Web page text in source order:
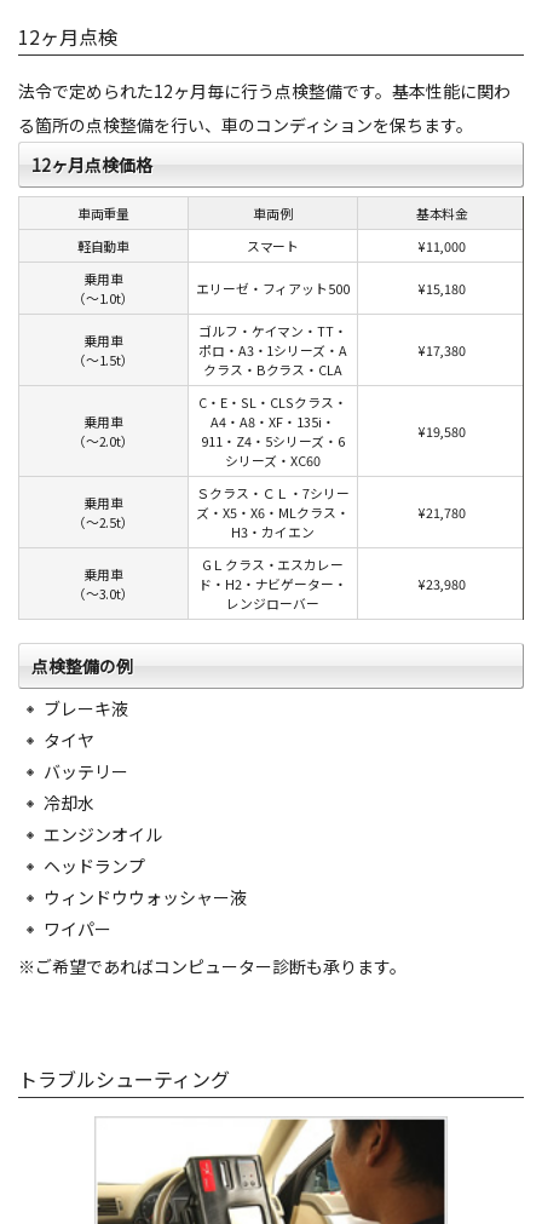
12ヶ月点検
法令で定められた12ヶ月毎に行う点検整備です。基本性能に関わ
る箇所の点検整備を行い、車のコンディションを保ちます。
12ヶ月点検価格
車両重量 車両例
基本料金
軽自動車
スマート
¥11,000
乗用車
（〜1.0t）
エリーゼ・フィアット500 ¥15,180
乗用車
（〜1.5t）
ゴルフ・ケイマン・TT・
ポロ・A3・1シリーズ・A
クラス・Bクラス・CLA
¥17,380
乗用車
（〜2.0t）
C・E・SL・CLSクラス・
A4・A8・XF・135i・
911・Z4・5シリーズ・6
シリーズ・XC60
¥19,580
乗用車
（〜2.5t）
Ｓクラス・ＣＬ・7シリー
ズ・X5・X6・MLクラス・
H3・カイエン
¥21,780
乗用車
（〜3.0t）
GＬクラス・エスカレー
ド・H2・ナビゲーター・
レンジローバー
¥23,980
点検整備の例
ブレーキ液
タイヤ
バッテリー
冷却水
エンジンオイル
ヘッドランプ
ウィンドウウォッシャー液
ワイパー
※ご希望であればコンピューター診断も承ります。
トラブルシューティング